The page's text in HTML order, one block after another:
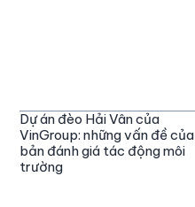
Dự án đèo Hải Vân của
VinGroup: những vấn đề của
bản đánh giá tác động môi
trường